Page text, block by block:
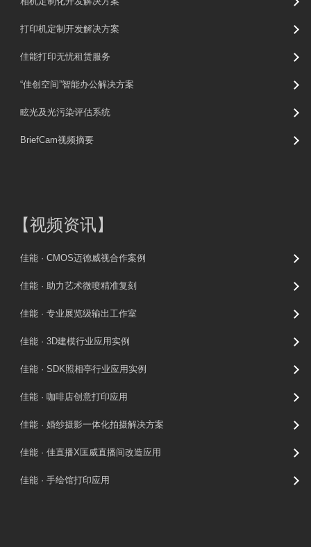
打印机定制开发解决方案
佳能打印无忧租赁服务
“佳创空间”智能办公解决方案
眩光及光污染评估系统
BriefCam视频摘要
【视频资讯】
佳能 · CMOS迈德威视合作案例
佳能 · 助力艺术微喷精准复刻
佳能 · 专业展览级输出工作室
佳能 · 3D建模行业应用实例
佳能 · SDK照相亭行业应用实例
佳能 · 咖啡店创意打印应用
佳能 · 婚纱摄影一体化拍摄解决方案
佳能 · 佳直播X匡威直播间改造应用
佳能 · 手绘馆打印应用